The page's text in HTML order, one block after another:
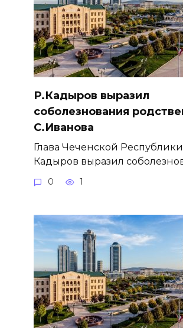
Р.Кадыров выразил
соболезнования
С.Иванова
Глава Чеченской
Кадыров выразил
0 1